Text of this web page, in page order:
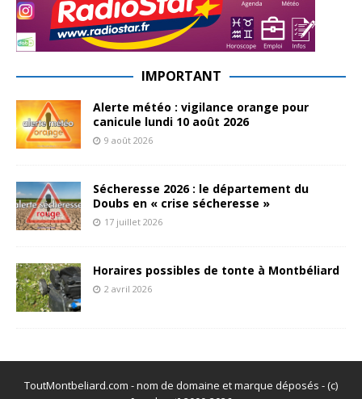
IMPORTANT
Alerte météo : vigilance orange pour
canicule lundi 10 août 2026
9 août 2026
Sécheresse 2026 : le département du
Doubs en « crise sécheresse »
17 juillet 2026
Horaires possibles de tonte à Montbéliard
2 avril 2026
ToutMontbeliard.com - nom de domaine et marque déposés - (c)